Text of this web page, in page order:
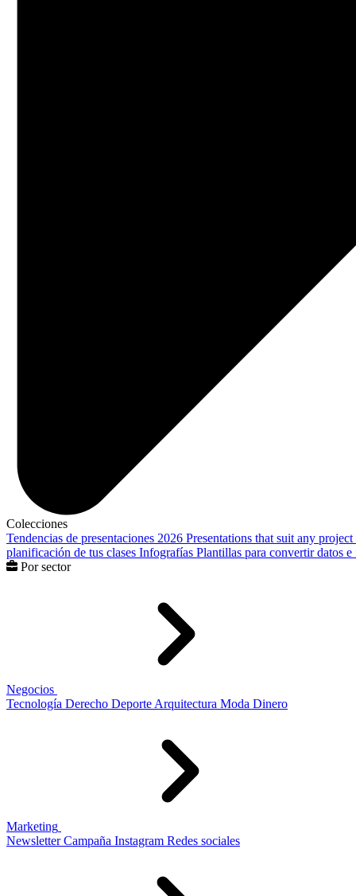
Colecciones
Tendencias de presentaciones 2026 Presentations that suit any project
planificación de tus clases Infografías Plantillas para convertir datos
Por sector
Negocios
Tecnología Derecho Deporte Arquitectura Moda Dinero
Marketing
Newsletter Campaña Instagram Redes sociales